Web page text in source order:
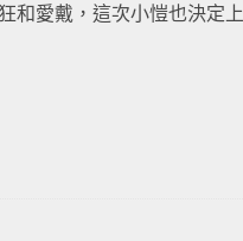
和愛戴，這次小愷也決定上